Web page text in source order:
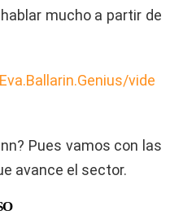
mucho a partir de
vide
Pues vamos con las
avance el sector.